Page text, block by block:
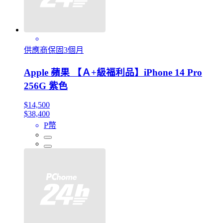
供應商保固3個月
Apple 蘋果 【Ａ+級福利品】iPhone 14 Pro
256G 紫色
$14,500
$38,400
P幣